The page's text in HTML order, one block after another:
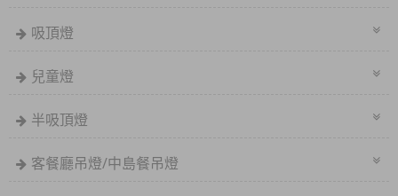
吸頂燈
兒童燈
半吸頂燈
客餐廳吊燈/中島餐吊燈